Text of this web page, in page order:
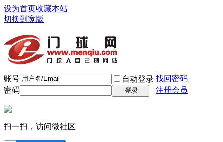
设为首页收藏本站
切换到宽版
账号 自动登录 找回密码
密码
登录 注册会员
扫一扫，访问微社区